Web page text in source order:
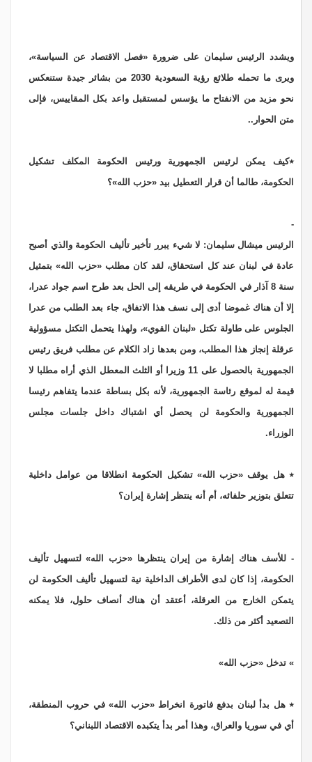
ويشدد الرئيس سليمان على ضرورة «فصل الاقتصاد عن السياسة»،
ويرى ما تحمله طلائع رؤية السعودية 2030 من بشائر جيدة ستنعكس
نحو مزيد من الانفتاح ما يؤسس لمستقبل واعد بكل المقاييس، فإلى
متن الحوار..
٭كيف يمكن لرئيس الجمهورية ورئيس الحكومة المكلف تشكيل
الحكومة، طالما أن قرار التعطيل بيد «حزب الله»؟
الرئيس ميشال سليمان: لا شيء يبرر تأخير تأليف الحكومة والذي أصبح
عادة في لبنان عند كل استحقاق، لقد كان مطلب «حزب الله» بتمثيل
سنة 8 آذار في الحكومة في طريقه إلى الحل بعد طرح اسم جواد عدرا،
إلا أن هناك غموضا أدى إلى نسف هذا الاتفاق، جاء بعد الطلب من عدرا
الجلوس على طاولة تكتل «لبنان القوي»، ولهذا يتحمل التكتل مسؤولية
عرقلة إنجاز هذا المطلب، ومن بعدها زاد الكلام عن مطلب فريق رئيس
الجمهورية بالحصول على 11 وزيرا أو الثلث المعطل الذي أراه مطلبا لا
قيمة له لموقع رئاسة الجمهورية، لأنه بكل بساطة عندما يتفاهم رئيسا
الجمهورية والحكومة لن يحصل أي اشتباك داخل جلسات مجلس
الوزراء.
٭ هل يوقف «حزب الله» تشكيل الحكومة انطلاقا من عوامل داخلية
تتعلق بتوزير حلفائه، أم أنه ينتظر إشارة إيران؟
- للأسف هناك إشارة من إيران ينتظرها «حزب الله» لتسهيل تأليف
الحكومة، إذا كان لدى الأطراف الداخلية نية لتسهيل تأليف الحكومة لن
يتمكن الخارج من العرقلة، أعتقد أن هناك أنصاف حلول، فلا يمكنه
التصعيد أكثر من ذلك.
» تدخل «حزب الله»
٭ هل بدأ لبنان بدفع فاتورة انخراط «حزب الله» في حروب المنطقة،
أي في سوريا والعراق، وهذا أمر بدأ يتكبده الاقتصاد اللبناني؟